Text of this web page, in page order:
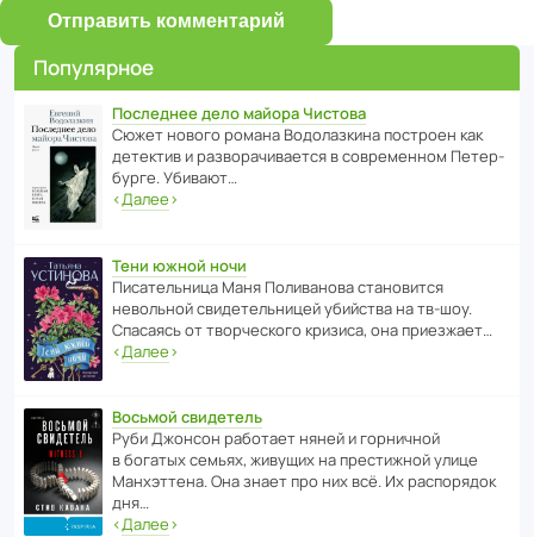
Отправить комментарий
Популярное
Последнее дело майора Чистова
Сюжет нового романа Водо­ла­з­кина пост­роен как
дете­ктив и разво­ра­чи­ва­ется в совре­менном Пете­р­
бурге. Убивают…
‹Далее›
Тени южной ночи
Писа­тель­ница Маня Поли­ва­нова стано­вится
невольной свиде­тель­ницей убийства на тв-шоу.
Спасаясь от твор­че­с­кого кризиса, она приезжает…
‹Далее›
Восьмой свидетель
Руби Джонсон рабо­тает няней и горни­чной
в богатых семьях, живущих на прес­ти­жной улице
Манх­эт­тена. Она знает про них всё. Их распо­рядок
дня…
‹Далее›